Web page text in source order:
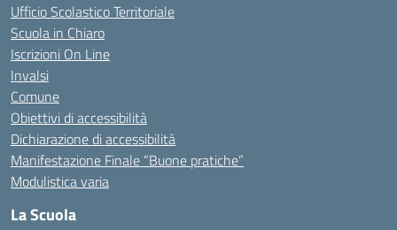
Ufficio Scolastico Territoriale
Scuola in Chiaro
Iscrizioni On Line
Invalsi
Comune
Obiettivi di accessibilità
Dichiarazione di accessibilità
Manifestazione Finale “Buone pratiche”
Modulistica varia
La Scuola